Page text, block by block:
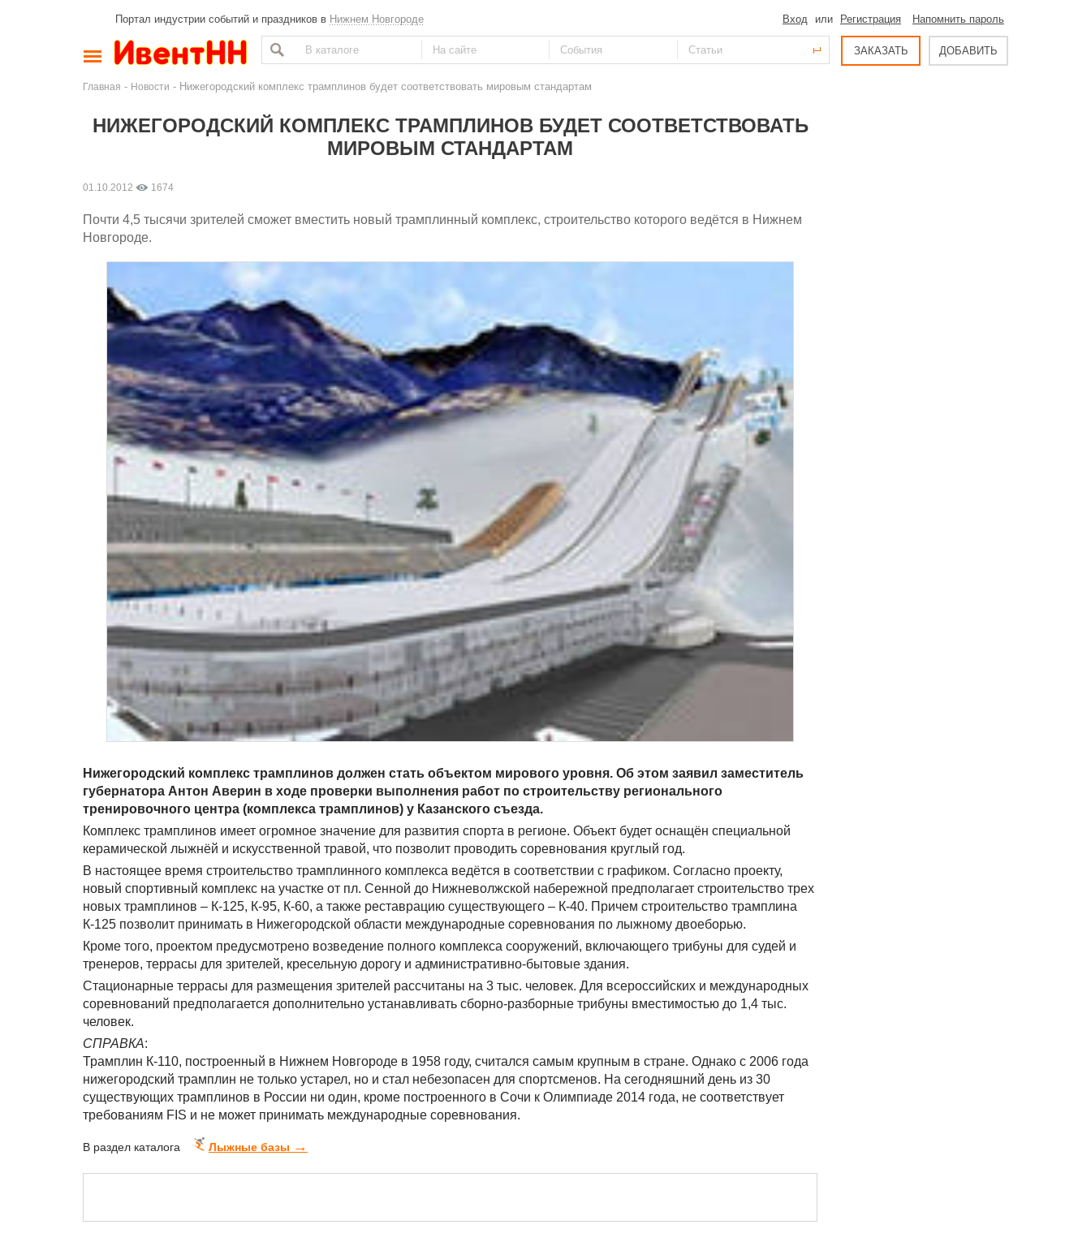
Портал индустрии событий и праздников в Нижнем Новгороде Вход или Регистрация Напомнить пароль
ЗАКАЗАТЬ ДОБАВИТЬ
Главная - Новости - Нижегородский комплекс трамплинов будет соответствовать мировым стандартам
НИЖЕГОРОДСКИЙ КОМПЛЕКС ТРАМПЛИНОВ БУДЕТ СООТВЕТСТВОВАТЬ
МИРОВЫМ СТАНДАРТАМ
01.10.2012 1674
Почти 4,5 тысячи зрителей сможет вместить новый трамплинный комплекс, строительство которого ведётся в Нижнем
Новгороде.
Нижегородский комплекс трамплинов должен стать объектом мирового уровня. Об этом заявил заместитель
губернатора Антон Аверин в ходе проверки выполнения работ по строительству регионального
тренировочного центра (комплекса трамплинов) у Казанского съезда.
Комплекс трамплинов имеет огромное значение для развития спорта в регионе. Объект будет оснащён специальной
керамической лыжнёй и искусственной травой, что позволит проводить соревнования круглый год.
В настоящее время строительство трамплинного комплекса ведётся в соответствии с графиком. Согласно проекту,
новый спортивный комплекс на участке от пл. Сенной до Нижневолжской набережной предполагает строительство трех
новых трамплинов – К-125, К-95, К-60, а также реставрацию существующего – К-40. Причем строительство трамплина
К-125 позволит принимать в Нижегородской области международные соревнования по лыжному двоеборью.
Кроме того, проектом предусмотрено возведение полного комплекса сооружений, включающего трибуны для судей и
тренеров, террасы для зрителей, кресельную дорогу и административно-бытовые здания.
Стационарные террасы для размещения зрителей рассчитаны на 3 тыс. человек. Для всероссийских и международных
соревнований предполагается дополнительно устанавливать сборно-разборные трибуны вместимостью до 1,4 тыс.
человек.
СПРАВКА:
Трамплин К-110, построенный в Нижнем Новгороде в 1958 году, считался самым крупным в стране. Однако с 2006 года
нижегородский трамплин не только устарел, но и стал небезопасен для спортсменов. На сегодняшний день из 30
существующих трамплинов в России ни один, кроме построенного в Сочи к Олимпиаде 2014 года, не соответствует
требованиям FIS и не может принимать международные соревнования.
В раздел каталога Лыжные базы →